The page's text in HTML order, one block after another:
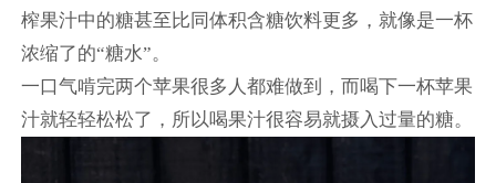
榨果汁中的糖甚至比同体积含糖饮料更多，就像是一杯
浓缩了的“糖水”。
一口气啃完两个苹果很多人都难做到，而喝下一杯苹果
汁就轻轻松松了，所以喝果汁很容易就摄入过量的糖。